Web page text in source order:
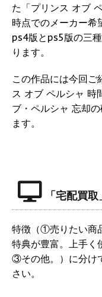
た「プリンス オブ
時点でのメーカー希
ps4版とps5版の三
ります。
この作品には今回ご
ス オブ ペルシャ 時
ブ・ペルシャ 忘却
ます。
「宅配買
特徴（①売りたい商
特典が豊富。上手く
③その他。）に分け
さい。